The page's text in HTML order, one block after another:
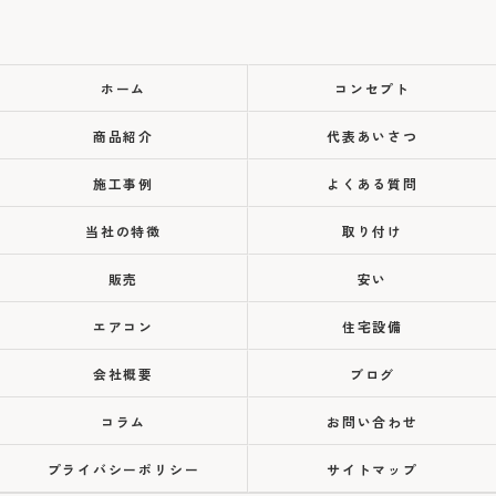
ホーム コンセプト
商品紹介 代表あいさつ
施工事例 よくある質問
当社の特徴 取り付け
販売 安い
エアコン 住宅設備
会社概要 ブログ
コラム お問い合わせ
プライバシーポリシー サイトマップ